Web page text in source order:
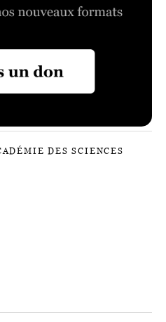
DES SCIENCES